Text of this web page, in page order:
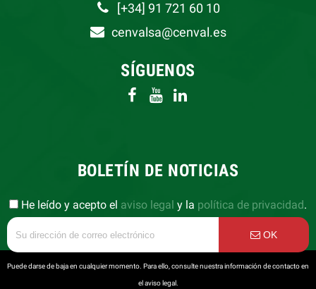
[+34] 91 721 60 10
cenvalsa@cenval.es
SÍGUENOS
BOLETÍN DE NOTICIAS
He leído y acepto el aviso legal y la política de privacidad.
OK
Puede darse de baja en cualquier momento. Para ello, consulte nuestra información de contacto en
el aviso legal.